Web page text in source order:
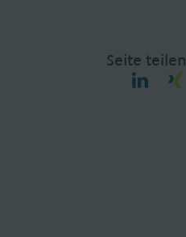
Seite teilen